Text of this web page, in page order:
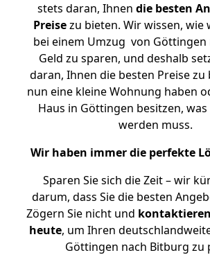
stets daran, Ihnen die besten
Preisezu bieten. Wir wissen, wie
bei einem Umzug von Göttingen
Geld zu sparen, und deshalb
daran, Ihnen die besten Preise zu
nun eine kleine Wohnung haben
Haus in Göttingen besitzen,
werden muss.
Wir haben immer die perfekte
Sparen Sie sich die Zeit – wir
darum, dass Sie die besten
Zögern Sie nicht und
heute, um Ihren
Göttingen nach Bitburg zu